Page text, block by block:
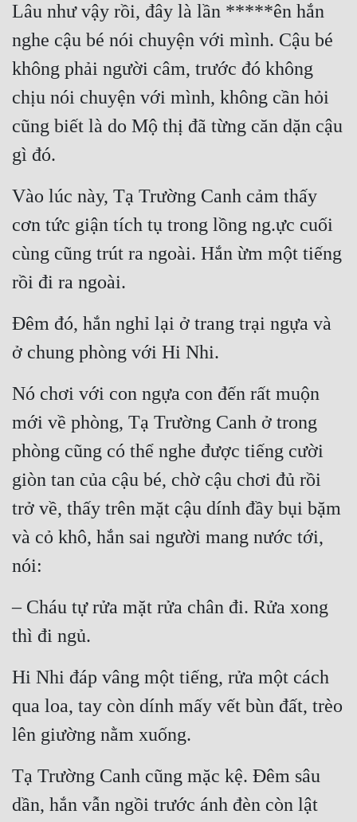
Lâu như vậy rồi, đây là lần *****ên hắn
nghe cậu bé nói chuyện với mình. Cậu bé
không phải người câm, trước đó không
chịu nói chuyện với mình, không cần hỏi
cũng biết là do Mộ thị đã từng căn dặn cậu
gì đó.
Vào lúc này, Tạ Trường Canh cảm thấy
cơn tức giận tích tụ trong lồng ng.ực cuối
cùng cũng trút ra ngoài. Hắn ừm một tiếng
rồi đi ra ngoài.
Đêm đó, hắn nghỉ lại ở trang trại ngựa và
ở chung phòng với Hi Nhi.
Nó chơi với con ngựa con đến rất muộn
mới về phòng, Tạ Trường Canh ở trong
phòng cũng có thể nghe được tiếng cười
giòn tan của cậu bé, chờ cậu chơi đủ rồi
trở về, thấy trên mặt cậu dính đầy bụi bặm
và cỏ khô, hắn sai người mang nước tới,
nói:
– Cháu tự rửa mặt rửa chân đi. Rửa xong
thì đi ngủ.
Hi Nhi đáp vâng một tiếng, rửa một cách
qua loa, tay còn dính mấy vết bùn đất, trèo
lên giường nằm xuống.
Tạ Trường Canh cũng mặc kệ. Đêm sâu
dần, hắn vẫn ngồi trước ánh đèn còn lật